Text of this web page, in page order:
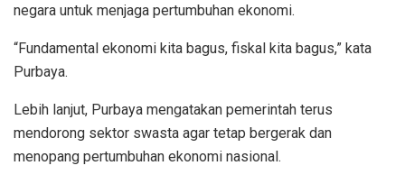
negara untuk menjaga pertumbuhan ekonomi.
“Fundamental ekonomi kita bagus, fiskal kita bagus,” kata
Purbaya.
Lebih lanjut, Purbaya mengatakan pemerintah terus
mendorong sektor swasta agar tetap bergerak dan
menopang pertumbuhan ekonomi nasional.